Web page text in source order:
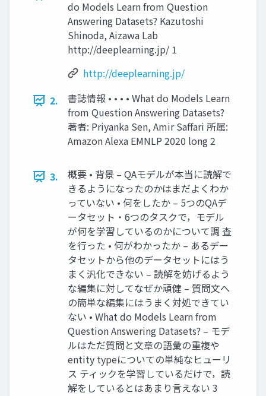
do Models Learn from Question
Answering Datasets? Kazutoshi
Shinoda, Aizawa Lab
http://deeplearning.jp/ 1
http://deeplearning.jp/
2.
書誌情報 • • • • What do Models Learn
from Question Answering Datasets?
著者: Priyanka Sen, Amir Saffari 所属:
Amazon Alexa EMNLP 2020 long 2
3.
概要 • 背景 – QAモデルが本当に読解で
きるようになったのかはまだよくわか
っていない • 何をしたか – 5つのQAデ
ータセット・6つのタスクで，モデル
が何を学習しているのかについて調 査
を行った • 何がわかったか – あるデー
タセットから他のデータセットにはう
まく汎化できない – 読解を妨げるよう
な編集に対してなぜか頑健 – 質問文へ
の簡単な編集にはうまく対処できてい
ない • What do Models Learn from
Question Answering Datasets? – モデ
ルはただ質問と文章の語彙の重複や
entity typeについての単純なヒューリ
ス ティックを学習しているだけで，読
解をしているとはあまり言えない 3